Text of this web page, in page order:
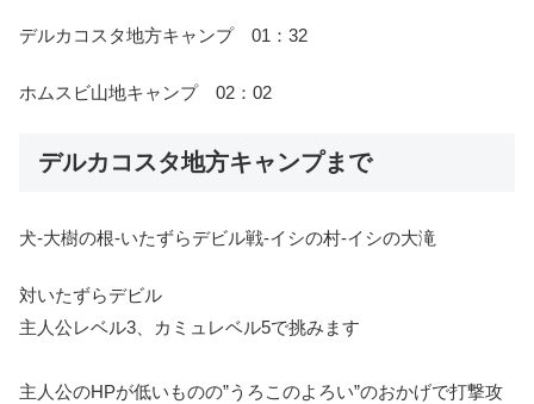
デルカコスタ地方キャンプ 01：32
ホムスビ山地キャンプ 02：02
デルカコスタ地方キャンプまで
犬-大樹の根-いたずらデビル戦-イシの村-イシの大滝
対いたずらデビル
主人公レベル3、カミュレベル5で挑みます
主人公のHPが低いものの”うろこのよろい”のおかげで打撃攻